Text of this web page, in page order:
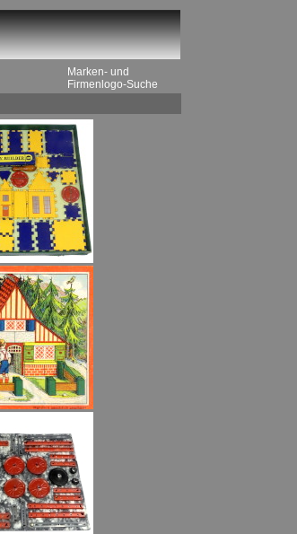
Marken- und
Firmenlogo-Suche